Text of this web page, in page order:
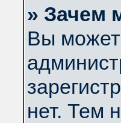
» Зачем
Вы
нет. Тем